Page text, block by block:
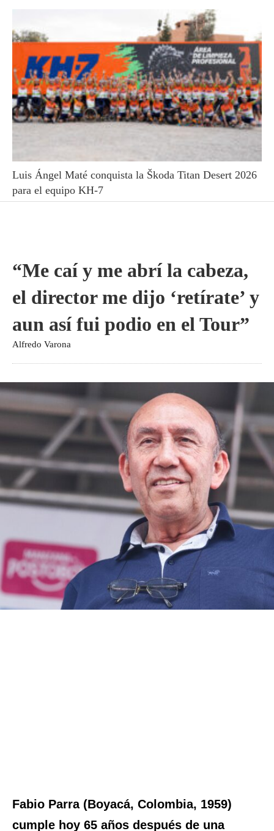
Luis Ángel Maté conquista la Škoda Titan Desert 2026
para el equipo KH-7